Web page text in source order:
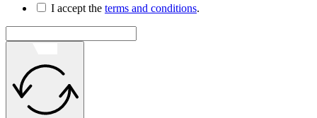
I accept the terms and conditions.